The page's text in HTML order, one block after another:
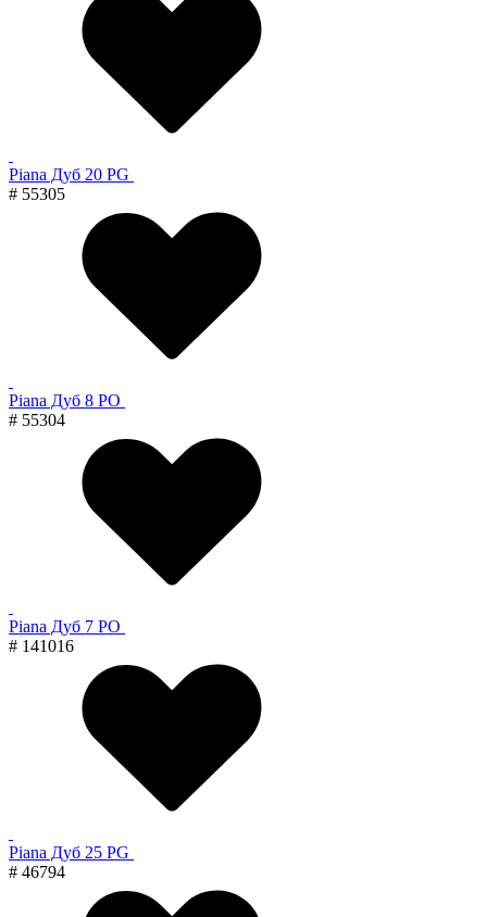
Piana Дуб 20 PG
# 55305
Piana Дуб 8 PO
# 55304
Piana Дуб 7 PO
# 141016
Piana Дуб 25 PG
# 46794